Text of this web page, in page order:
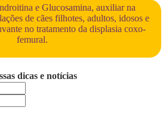
e Glucosamina, auxiliar na
de cães filhotes, adultos, idosos e
no tratamento da displasia coxo-
femural.
dicas e notícias